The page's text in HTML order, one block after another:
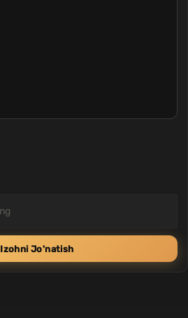
Izohni Jo'natish